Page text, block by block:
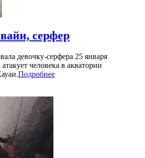
серфер
девочку-серфера 25 января
человека в акватории
Подробнее